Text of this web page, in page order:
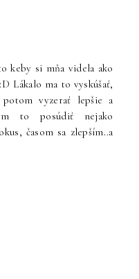
keby si mňa videla ako
Lákalo ma to vyskúšať,
vyzerať lepšie a
to posúdiť nejako
časom sa zlepším..a